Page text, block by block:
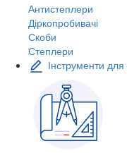
Антистеплери
Діркопробивачі
Скоби
Степлери
Інструменти